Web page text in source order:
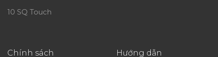
10 SQ Touch
Chính sách Hướng dẫn